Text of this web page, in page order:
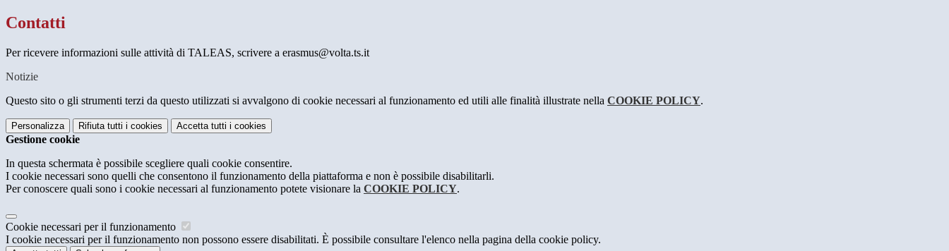
Contatti
Per ricevere informazioni sulle attività di TALEAS, scrivere a erasmus@volta.ts.it
Notizie
Questo sito o gli strumenti terzi da questo utilizzati si avvalgono di cookie necessari al funzionamento ed utili alle finalità illustrate nella COOKIE POLICY.
Personalizza Rifiuta tutti i cookies Accetta tutti i cookies
Gestione cookie
In questa schermata è possibile scegliere quali cookie consentire.
I cookie necessari sono quelli che consentono il funzionamento della piattaforma e non è possibile disabilitarli.
Per conoscere quali sono i cookie necessari al funzionamento potete visionare la COOKIE POLICY.
Cookie necessari per il funzionamento
I cookie necessari per il funzionamento non possono essere disabilitati. È possibile consultare l'elenco nella pagina della cookie policy.